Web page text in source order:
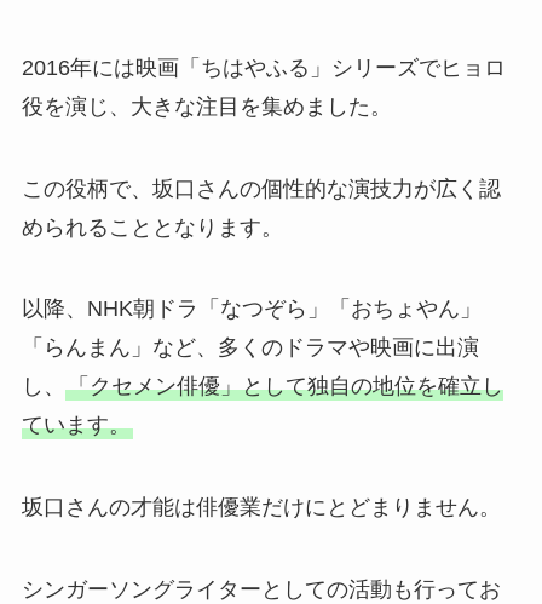
2016年には映画「ちはやふる」シリーズでヒョロ
役を演じ、大きな注目を集めました。
この役柄で、坂口さんの個性的な演技力が広く認
められることとなります。
以降、NHK朝ドラ「なつぞら」「おちょやん」
「らんまん」など、多くのドラマや映画に出演
し、 「クセメン俳優」として独自の地位を確立し
ています。
坂口さんの才能は俳優業だけにとどまりません。
シンガーソングライターとしての活動も行ってお